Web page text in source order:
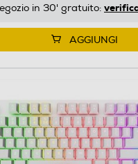
in 30' gratuito:
AGGIUNGI